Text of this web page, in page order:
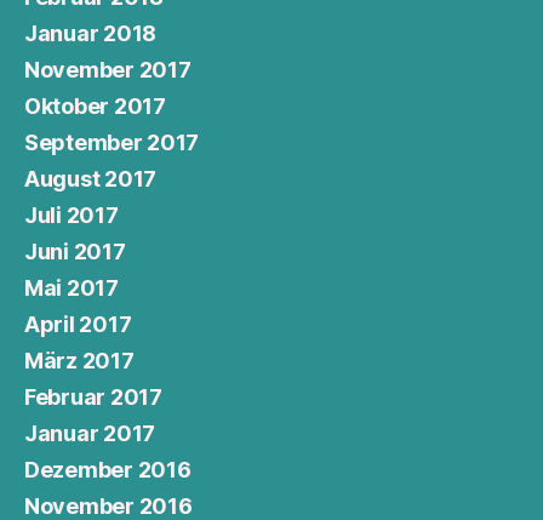
Januar 2018
November 2017
Oktober 2017
September 2017
August 2017
Juli 2017
Juni 2017
Mai 2017
April 2017
März 2017
Februar 2017
Januar 2017
Dezember 2016
November 2016